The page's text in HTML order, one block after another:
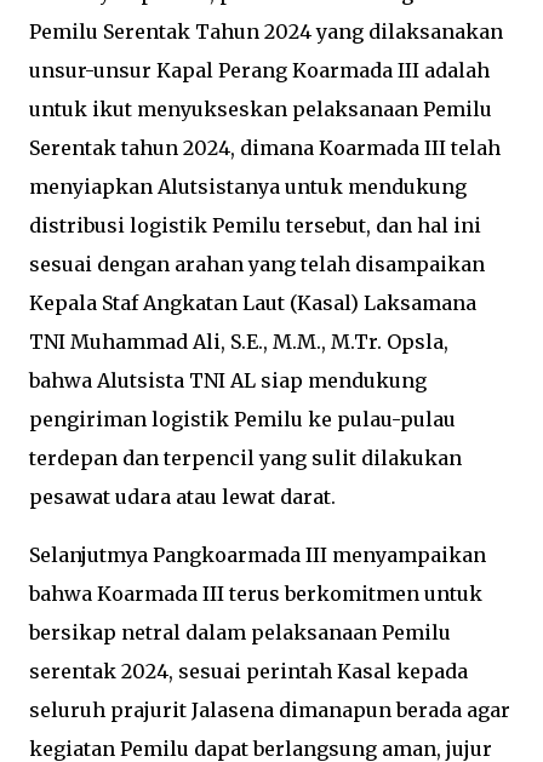
Pemilu Serentak Tahun 2024 yang dilaksanakan
unsur-unsur Kapal Perang Koarmada III adalah
untuk ikut menyukseskan pelaksanaan Pemilu
Serentak tahun 2024, dimana Koarmada III telah
menyiapkan Alutsistanya untuk mendukung
distribusi logistik Pemilu tersebut, dan hal ini
sesuai dengan arahan yang telah disampaikan
Kepala Staf Angkatan Laut (Kasal) Laksamana
TNI Muhammad Ali, S.E., M.M., M.Tr. Opsla,
bahwa Alutsista TNI AL siap mendukung
pengiriman logistik Pemilu ke pulau-pulau
terdepan dan terpencil yang sulit dilakukan
pesawat udara atau lewat darat.
Selanjutmya Pangkoarmada III menyampaikan
bahwa Koarmada III terus berkomitmen untuk
bersikap netral dalam pelaksanaan Pemilu
serentak 2024, sesuai perintah Kasal kepada
seluruh prajurit Jalasena dimanapun berada agar
kegiatan Pemilu dapat berlangsung aman, jujur